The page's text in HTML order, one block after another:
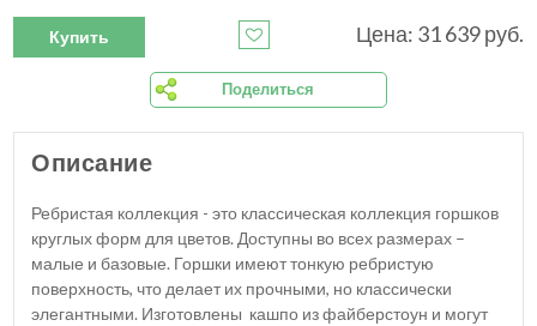
Купить Цена: 31 639 руб.
Поделиться
Описание
Ребристая коллекция - это классическая коллекция горшков
круглых форм для цветов. Доступны во всех размерах –
малые и базовые. Горшки имеют тонкую ребристую
поверхность, что делает их прочными, но классически
элегантными. Изготовлены кашпо из файберстоун и могут